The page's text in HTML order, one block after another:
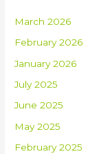
March 2026
February 2026
January 2026
July 2025
June 2025
May 2025
February 2025